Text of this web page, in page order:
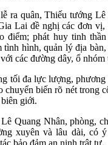
ra quân, Thiếu tướng
Lai đề nghị các đơn vị,
điểm; phát huy tinh
tình hình, quản lý địa
các đường dây, ổ nhóm
tối đa lực lượng, phương
chuyển biến rõ nét trong
giới.
Quang Nhân, phòng,
xuyên và lâu dài, có
bảo đảm an ninh trật tự.